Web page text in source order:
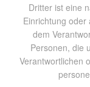
Dritter ist eine
Einrichtung
dem
Personen, die
Verantwortlichen